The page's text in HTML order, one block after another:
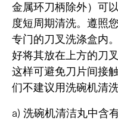
金属环刀柄除外）可
度短周期清洗。遵照
专门的刀叉洗涤盒内
好将其放在上方的刀
这样可避免刀片间接
们不建议用洗碗机清
a) 洗碗机清洁丸中含